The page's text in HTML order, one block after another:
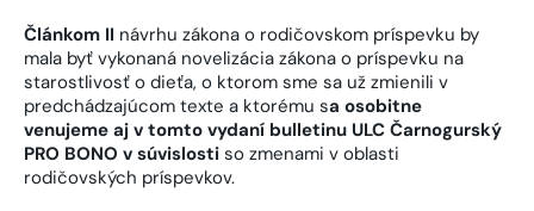
Článkom II návrhu zákona o rodičovskom príspevku by
mala byť vykonaná novelizácia zákona o príspevku na
starostlivosť o dieťa, o ktorom sme sa už zmienili v
predchádzajúcom texte a ktorému sa osobitne
venujeme aj v tomto vydaní bulletinu ULC Čarnogurský
PRO BONO v súvislosti so zmenami v oblasti
rodičovských príspevkov.